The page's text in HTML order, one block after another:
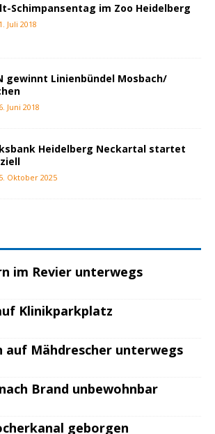
Schimpansentag im Zoo Heidelberg
Juli 2018
gewinnt Linienbündel Mosbach/
Juni 2018
Heidelberg Neckartal startet
Oktober 2025
im Revier unterwegs
Klinikparkplatz
auf Mähdrescher unterwegs
Brand unbewohnbar
geborgen